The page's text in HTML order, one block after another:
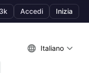
Accedi Inizia
Italiano